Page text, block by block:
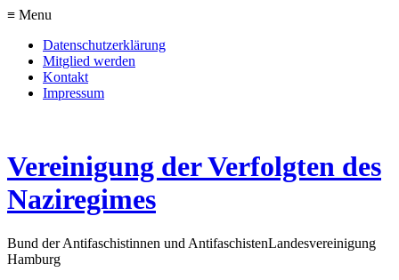
≡ Menu
Datenschutzerklärung
Mitglied werden
Kontakt
Impressum
Vereinigung der Verfolgten des
Naziregimes
Bund der Antifaschistinnen und AntifaschistenLandesvereinigung
Hamburg